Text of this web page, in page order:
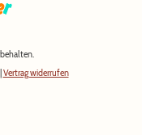
Vertrag widerrufen